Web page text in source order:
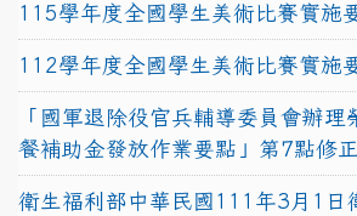
115學年度全國學生美術比賽實施
112學年度全國學生美術比賽實施
「國軍退除役官兵輔導委員會辦理
餐補助金發放作業要點」第7點修
衛生福利部中華民國111年3月1日